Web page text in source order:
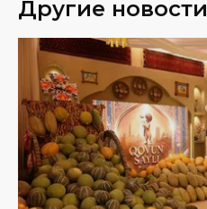
Другие новости